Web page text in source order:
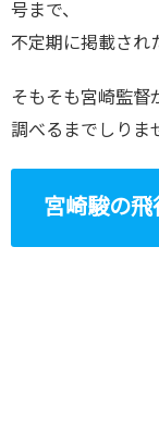
号まで、
不定期に掲載され
そもそも宮崎監督
調べるまでしりま
宮崎駿の飛